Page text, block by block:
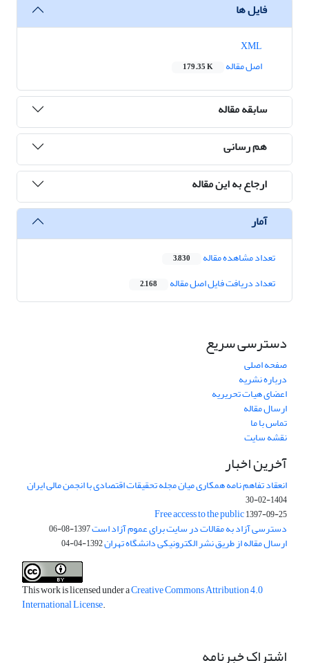
فایل ها
اصل مقاله
179.35 K
سابقه مقاله
هم رسانی
ارجاع به این مقاله
آمار
تعداد مشاهده مقاله 3,830
تعداد دریافت فایل اصل مقاله 2,168
دسترسی سریع
صفحه اصلی
درباره نشریه
اعضای هیات تحریریه
ارسال مقاله
تماس با ما
نقشه سایت
آخرین اخبار
انعقاد تفاهم نامه همکاری میان مجله تحقیقات اقتصادی با انجمن مالی ایران
1404-02-30
Free access to the public1397-09-25
دسترسی آزاد به مقالات در سایت برای عموم آزاد است1397-08-06
ارسال مقاله از طریق نشر الکترونیکی دانشگاه تهران1392-04-04
This work is licensed under aCreative Commons Attribution 4.0
International License.
اشتراک خبرنامه